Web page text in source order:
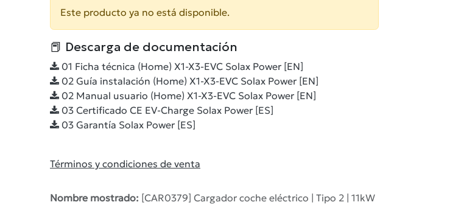
Este producto ya no está disponible.
📕 Descarga de documentación
01 Ficha técnica (Home) X1-X3-EVC Solax Power [EN]
02 Guía instalación (Home) X1-X3-EVC Solax Power [EN]
02 Manual usuario (Home) X1-X3-EVC Solax Power [EN]
03 Certificado CE EV-Charge Solax Power [ES]
03 Garantía Solax Power [ES]
Términos y condiciones de venta
Nombre mostrado: [CAR0379] Cargador coche eléctrico | Tipo 2 | 11kW